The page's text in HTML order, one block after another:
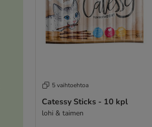
5 vaihtoehtoa
Catessy Sticks - 10 kpl
lohi & taimen